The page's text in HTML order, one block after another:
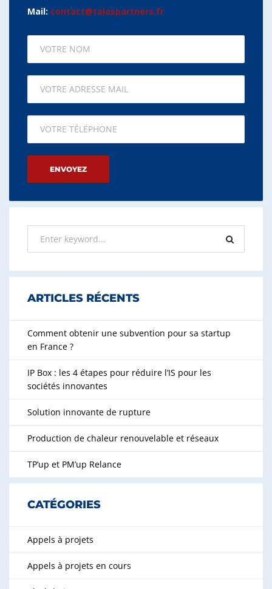
Mail: contact@talaspartners.fr
ARTICLES RÉCENTS
Comment obtenir une subvention pour sa startup
en France ?
IP Box : les 4 étapes pour réduire l’IS pour les
sociétés innovantes
Solution innovante de rupture
Production de chaleur renouvelable et réseaux
TP’up et PM’up Relance
CATÉGORIES
Appels à projets
Appels à projets en cours